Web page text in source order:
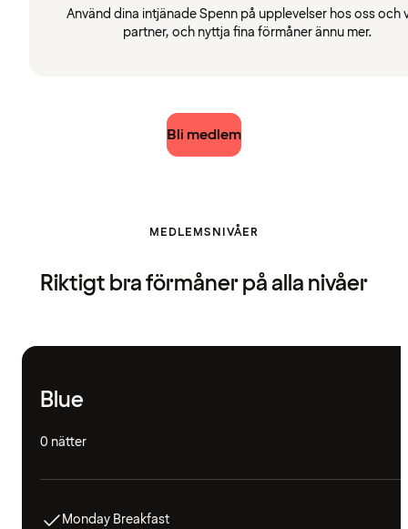
Använd dina intjänade Spenn på upplevelser hos oss och
partner, och nyttja fina förmåner ännu mer.
Bli medlem
MEDLEMSNIVÅER
Riktigt bra förmåner på alla nivåer
Blue
0 nätter
Monday Breakfast